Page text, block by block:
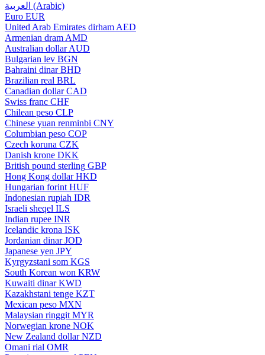
العربية (Arabic)
Euro EUR
United Arab Emirates dirham AED
Armenian dram AMD
Australian dollar AUD
Bulgarian lev BGN
Bahraini dinar BHD
Brazilian real BRL
Canadian dollar CAD
Swiss franc CHF
Chilean peso CLP
Chinese yuan renminbi CNY
Columbian peso COP
Czech koruna CZK
Danish krone DKK
British pound sterling GBP
Hong Kong dollar HKD
Hungarian forint HUF
Indonesian rupiah IDR
Israeli sheqel ILS
Indian rupee INR
Icelandic krona ISK
Jordanian dinar JOD
Japanese yen JPY
Kyrgyzstani som KGS
South Korean won KRW
Kuwaiti dinar KWD
Kazakhstani tenge KZT
Mexican peso MXN
Malaysian ringgit MYR
Norwegian krone NOK
New Zealand dollar NZD
Omani rial OMR